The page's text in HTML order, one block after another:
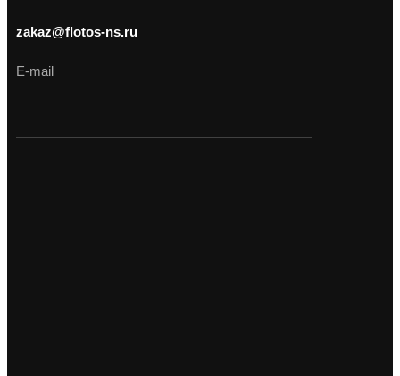
zakaz@flotos-ns.ru
E-mail